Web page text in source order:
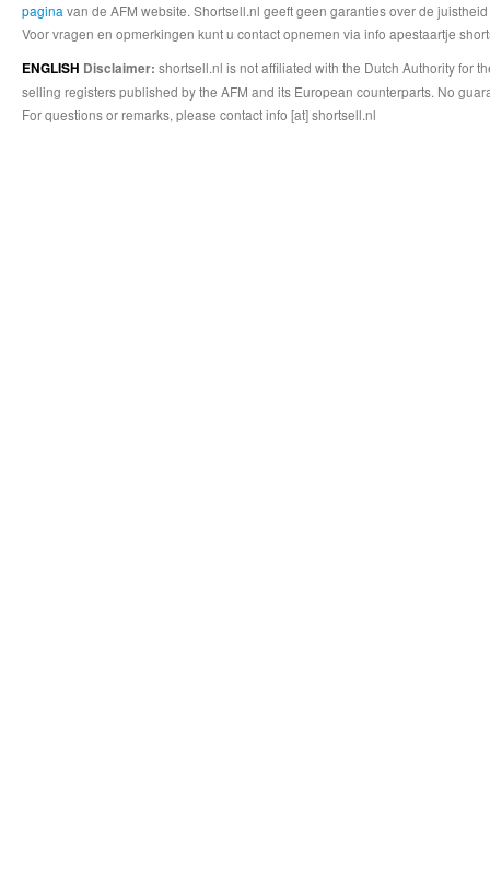
pagina van de AFM website. Shortsell.nl geeft geen garanties over de
Voor vragen en opmerkingen kunt u contact opnemen via info apestaartje
ENGLISH Disclaimer: shortsell.nl is not affiliated with the Dutch Authority for
selling registers published by the AFM and its European counterparts. No
For questions or remarks, please contact info [at] shortsell.nl